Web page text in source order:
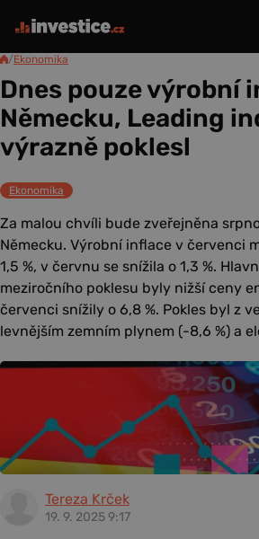
/Ekonomika
Dnes pouze výrobní
Německu, Leading
výrazně poklesl
Ekonomika
Za malou chvíli bude zveřejněna
Německu. Výrobní inflace v červenci
1,5 %, v červnu se snížila o 1,3 %.
meziročního poklesu byly nižší ceny
červenci snížily o 6,8 %. Pokles byl z
levnějším zemním plynem (-8,6 %) a
Tereza Krček
19. 9. 2025 9:17